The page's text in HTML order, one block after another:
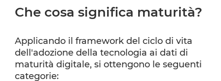
Che cosa significa maturità?
Applicando il framework del ciclo di vita
dell'adozione della tecnologia ai dati di
maturità digitale, si ottengono le seguenti
categorie: